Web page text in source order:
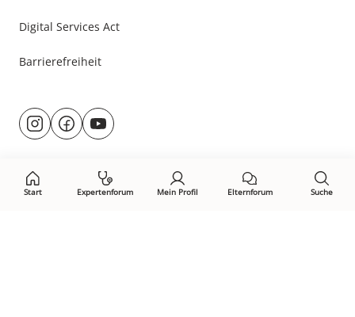
Start Expertenforum Mein Profil Elternforum Suche
Digital Services Act
Barrierefreiheit
Besuche
uns@rund.ums.baby
facebook.com/rundumsbaby.de
youtube.com/@rundumsbaby_